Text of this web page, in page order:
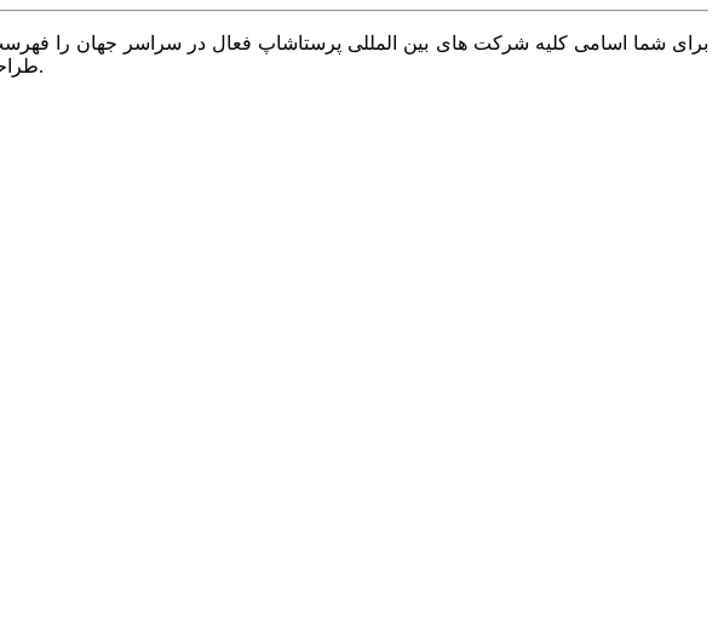
برای شما اسامی کلیه شرکت های بین المللی پرستاشاپ فعال در سراسر جهان را فهرست
طراحی، خریداری، فارسی سازی و عرضه می کنیم. با نیوزپاور همیشه وب سایت خود را بروز و پویا نگه دارید.